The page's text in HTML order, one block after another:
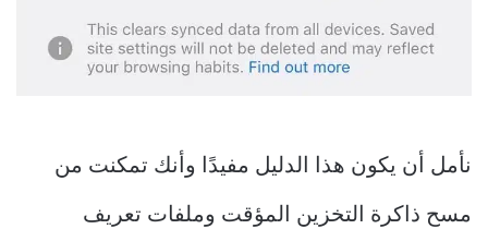
نأمل أن يكون هذا الدليل مفيدًا وأنك تمكنت من
مسح ذاكرة التخزين المؤقت وملفات تعريف